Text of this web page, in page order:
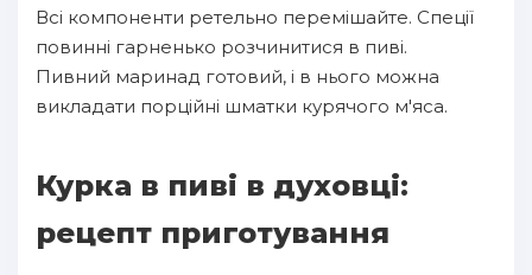
Всі компоненти ретельно перемішайте. Спеції
повинні гарненько розчинитися в пиві.
Пивний маринад готовий, і в нього можна
викладати порційні шматки курячого м'яса.
Курка в пиві в духовці:
рецепт приготування